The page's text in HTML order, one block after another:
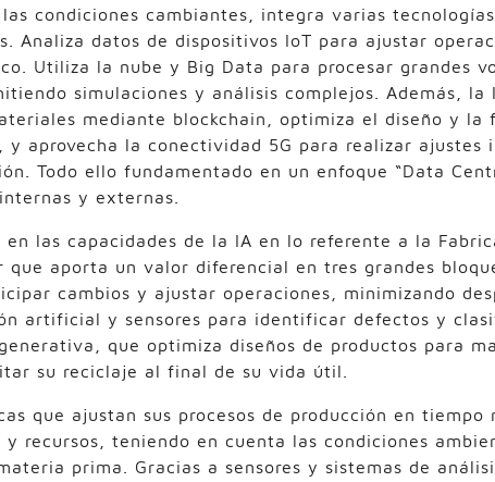
condiciones cambiantes, integra varias
Analiza datos de dispositivos IoT para ajustar
Utiliza la nube y Big Data para procesar grandes
simulaciones y análisis complejos. Además, la
mediante blockchain, optimiza el diseño y la
y aprovecha la conectividad 5G para realizar ajustes
Todo ello fundamentado en un enfoque “Data
y externas.
las capacidades de la IA en lo referente a la
que aporta un valor diferencial en tres grandes
cambios y ajustar operaciones, minimizando
artificial y sensores para identificar defectos y
que optimiza diseños de productos para
su reciclaje al final de su vida útil.
que ajustan sus procesos de producción en tiempo
y recursos, teniendo en cuenta las condiciones
prima. Gracias a sensores y sistemas de